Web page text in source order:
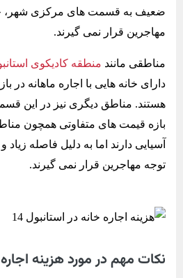
ضعیف به قسمت های مرکزی شهر،
مهاجرین قرار نمی گیرند.
مناطقی مانند منطقه کادیکوی
هستند. مناطق دیگری نیز در این
بازه قیمت های متفاوتی همچون
آسیایی دارند اما به دلیل فاصله
توجه مهاجرین قرار نمی گیرند.
نکات مهم در مورد هزینه